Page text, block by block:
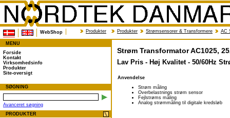
WebShop Produkter Produkter Strømsensorer & Transformere AC
MENU
Forside
Kontakt
Virksomhedsinfo
Produkter
Site-oversigt
SØGNING
Avanceret søgning
PRODUKTER
Strøm Transformator AC1025,
Lav Pris - Høj Kvalitet - 50/60Hz
Anvendelse
Strøm måling
Overbelastnings strøm sensor
Fejlstrøms måling
Analog strømmåling til digitale kredsløb